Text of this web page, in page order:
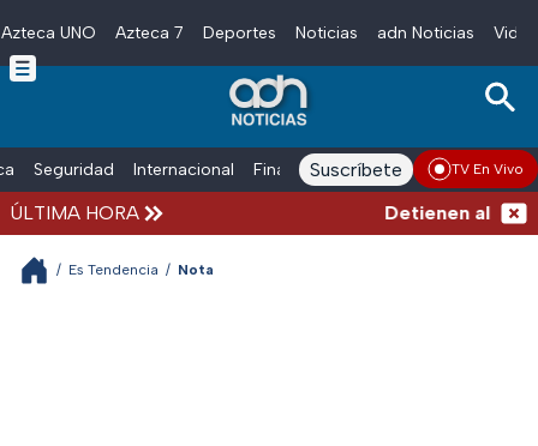
Skip to main content
Azteca UNO Azteca 7 Deportes Noticias adn Noticias
Seguridad Internacional Finanzas adn Noticias Radio
Suscríbete TV En Vivo
ÚLTIMA HORA Detienen al
/ Es Tendencia / Nota